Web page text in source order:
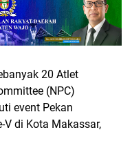
20 Atlet
(NPC)
event Pekan
V di Kota Makassar,